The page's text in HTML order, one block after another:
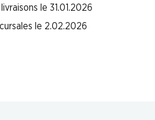
le 31.01.2026
le 2.02.2026